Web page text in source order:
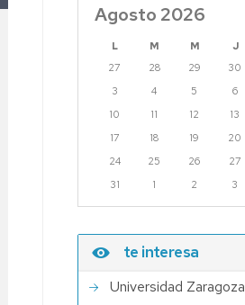
Agosto 2026
L M M J
27
28 29 30
3
4 5 6
10
11 12 13
17
18 19 20
24
25 26 27
31
1 2 3
te interesa
Universidad Zaragoza